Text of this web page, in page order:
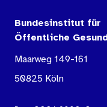
Bundesinstitut für
Öffentliche
Maarweg 149-161
50825 Köln